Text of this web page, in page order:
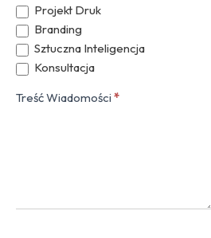
Projekt Druk
Branding
Sztuczna Inteligencja
Konsultacja
Treść Wiadomości *